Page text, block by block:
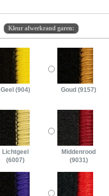
Kleur afwerkrand garen:
Geel (904) Goud (9157)
Lichtgeel
(6007)
Middenrood
(9031)